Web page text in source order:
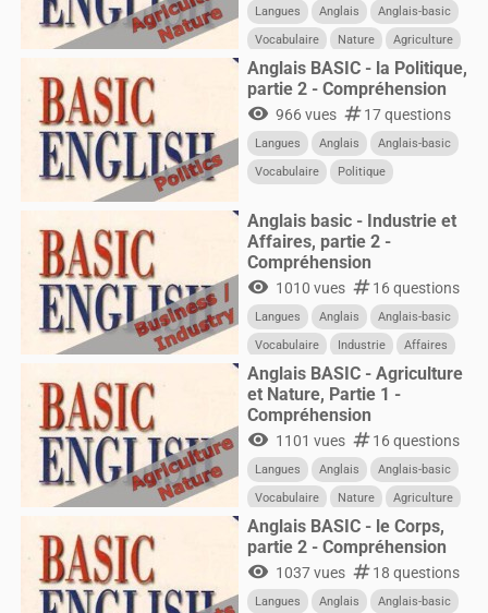
Langues Anglais
Anglais-basic
Vocabulaire
Nature Agriculture
Anglais BASIC - la Politique,
partie 2 - Compréhension
visibility 966 vues numbers17 questions
Langues Anglais
Anglais-basic
Vocabulaire
Politique
Anglais basic - Industrie et
Affaires, partie 2 -
Compréhension
visibility 1010 vues numbers16 questions
Langues Anglais
Anglais-basic
Vocabulaire
Industrie Affaires
Anglais BASIC - Agriculture
et Nature, Partie 1 -
Compréhension
visibility 1101 vues numbers16 questions
Langues Anglais
Anglais-basic
Vocabulaire
Nature Agriculture
Anglais BASIC - le Corps,
partie 2 - Compréhension
visibility 1037 vues numbers18 questions
Langues Anglais
Anglais-basic